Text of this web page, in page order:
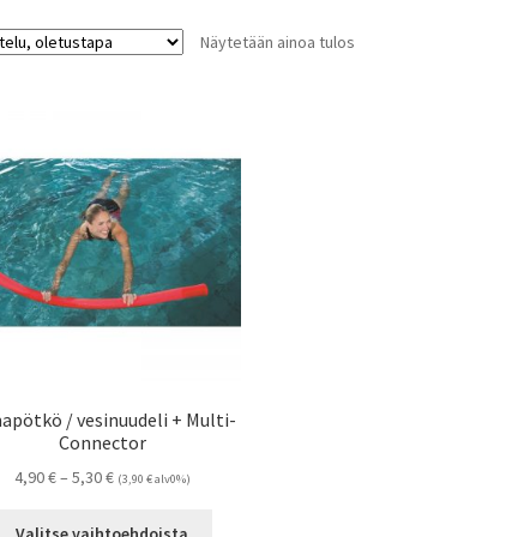
Näytetään ainoa tulos
/ vesinuudeli + Multi-
Connector
4,90€– 5,30€Hintaluokka:
-
(3,90 €alv0%)